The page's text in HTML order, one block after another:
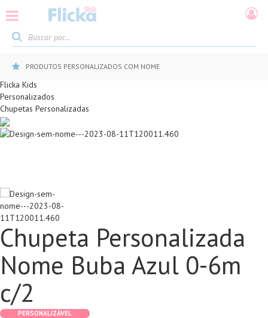
PRODUTOS PERSONALIZADOS COM NOME
Flicka Kids
Personalizados
Chupetas Personalizadas
Chupeta Personalizada
Nome Buba Azul 0-6m
c/2
PERSONALIZÁVEL